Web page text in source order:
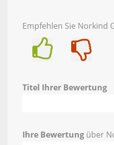
Empfehlen Sie Norkind
Titel Ihrer Bewertung
Ihre Bewertung über